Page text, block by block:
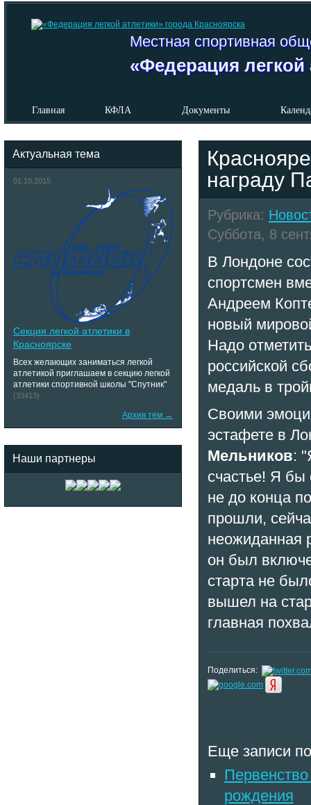
Местная спортивная
«Федерация легкой
Главная КФЛА Документы
Актуальная тема
01.10.2015
Секция легкой атлетики в
Красноярске
Всех желающих заниматься легкой
атлетикой приглашаем в секцию легкой
атлетики спортивной школы "Спутник"
(33413)
Архив тем →
Наши партнеры
награду
Рубрика:
Суббота, 8
В Лондоне
спортсмен
Андреем
новый
Надо
российской
медаль в
Своими
эстафете в
Мельников:
счастье! Я бы
не до конца
прошли,
неожиданная
он был
старта не
вышел на
главная
Поделиться:
Еще записи
рождения